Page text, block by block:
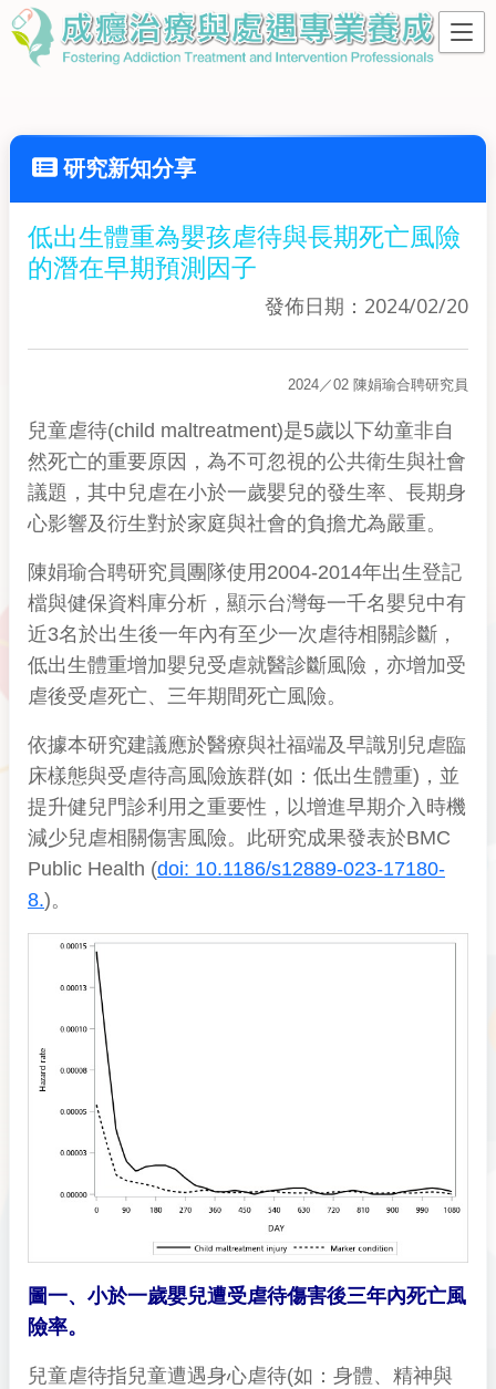
研究新知分享
低出生體重為嬰孩虐待與長期死亡風險
的潛在早期預測因子
發佈日期：2024/02/20
2024／02 陳娟瑜合聘研究員
兒童虐待(child maltreatment)是5歲以下幼童非自
然死亡的重要原因，為不可忽視的公共衛生與社會
議題，其中兒虐在小於一歲嬰兒的發生率、長期身
心影響及衍生對於家庭與社會的負擔尤為嚴重。
陳娟瑜合聘研究員團隊使用2004-2014年出生登記
檔與健保資料庫分析，顯示台灣每一千名嬰兒中有
近3名於出生後一年內有至少一次虐待相關診斷，
低出生體重增加嬰兒受虐就醫診斷風險，亦增加受
虐後受虐死亡、三年期間死亡風險。
依據本研究建議應於醫療與社福端及早識別兒虐臨
床樣態與受虐待高風險族群(如：低出生體重)，並
提升健兒門診利用之重要性，以增進早期介入時機
減少兒虐相關傷害風險。此研究成果發表於BMC
Public Health (doi: 10.1186/s12889-023-17180-
8.)。
圖一、小於一歲嬰兒遭受虐待傷害後三年內死亡風
險率。
兒童虐待指兒童遭遇身心虐待(如：身體、精神與